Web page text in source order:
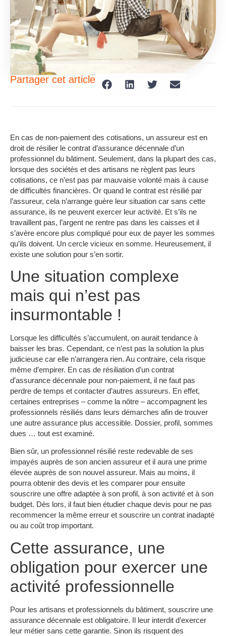
Partager cet article
En cas de non-paiement des cotisations, un assureur est en
droit de résilier le contrat d’assurance décennale d’un
professionnel du bâtiment. Seulement, dans la plupart des cas,
lorsque des sociétés et des artisans ne règlent pas leurs
cotisations, ce n’est pas par mauvaise volonté mais à cause
de difficultés financières. Or quand le contrat est résilié par
l’assureur, cela n’arrange guère leur situation car sans cette
assurance, ils ne peuvent exercer leur activité. Et s’ils ne
travaillent pas, l’argent ne rentre pas dans les caisses et il
s’avère encore plus compliqué pour eux de payer les sommes
qu’ils doivent. Un cercle vicieux en somme. Heureusement, il
existe une solution pour s’en sortir.
Une situation complexe
mais qui n’est pas
insurmontable !
Lorsque les difficultés s’accumulent, on aurait tendance à
baisser les bras. Cependant, ce n’est pas la solution la plus
judicieuse car elle n’arrangera rien. Au contraire, cela risque
même d’empirer. En cas de résiliation d’un contrat
d’assurance décennale pour non-paiement, il ne faut pas
perdre de temps et contacter d’autres assureurs. En effet,
certaines entreprises – comme la nôtre – accompagnent les
professionnels résiliés dans leurs démarches afin de trouver
une autre assurance plus accessible. Dossier, profil, sommes
dues … tout est examiné.
Bien sûr, un professionnel résilié reste redevable de ses
impayés auprès de son ancien assureur et il aura une prime
élevée auprès de son nouvel assureur. Mais au moins, il
pourra obtenir des devis et les comparer pour ensuite
souscrire une offre adaptée à son profil, à son activité et à son
budget. Dès lors, il faut bien étudier chaque devis pour ne pas
recommencer la même erreur et souscrire un contrat inadapté
ou au coût trop important.
Cette assurance, une
obligation pour exercer une
activité professionnelle
Pour les artisans et professionnels du bâtiment, souscrire une
assurance décennale est obligatoire. Il leur interdit d’exercer
leur métier sans cette garantie. Sinon ils risquent des